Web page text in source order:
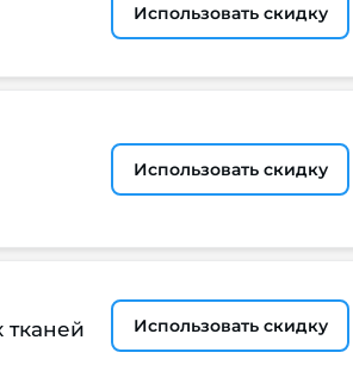
Использовать скидку
Использовать скидку
Использовать скидку